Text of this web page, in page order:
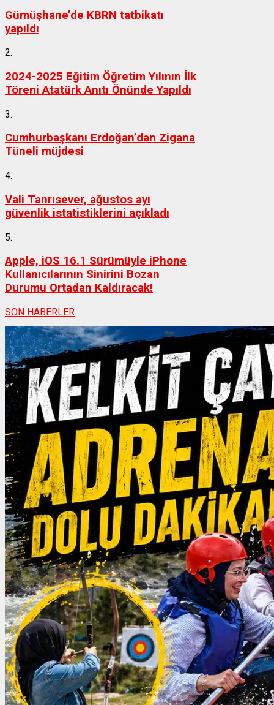
Gümüşhane’de KBRN tatbikatı
yapıldı
2.
2024-2025 Eğitim Öğretim Yılının İlk
Töreni Atatürk Anıtı Önünde Yapıldı
3.
Cumhurbaşkanı Erdoğan’dan Zigana
Tüneli müjdesi
4.
Vali Tanrısever, ağustos ayı
güvenlik istatistiklerini açıkladı
5.
Apple, iOS 16.1 Sürümüyle iPhone
Kullanıcılarının Sinirini Bozan
Durumu Ortadan Kaldıracak!
SON HABERLER